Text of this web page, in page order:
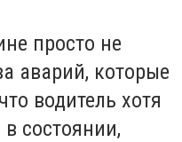
просто не
аварий, которые
водитель хотя
состоянии,